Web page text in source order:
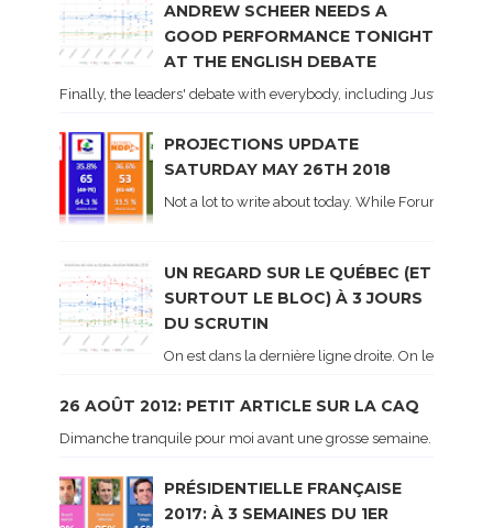
ANDREW SCHEER NEEDS A
GOOD PERFORMANCE TONIGHT
AT THE ENGLISH DEBATE
Finally, the leaders' debate with everybody, including Justin
PROJECTIONS UPDATE
SATURDAY MAY 26TH 2018
Not a lot to write about today. While Forum did
UN REGARD SUR LE QUÉBEC (ET
SURTOUT LE BLOC) À 3 JOURS
DU SCRUTIN
On est dans la dernière ligne droite. On le sait
26 AOÛT 2012: PETIT ARTICLE SUR LA CAQ
Dimanche tranquile pour moi avant une grosse semaine. Voici
PRÉSIDENTIELLE FRANÇAISE
2017: À 3 SEMAINES DU 1ER